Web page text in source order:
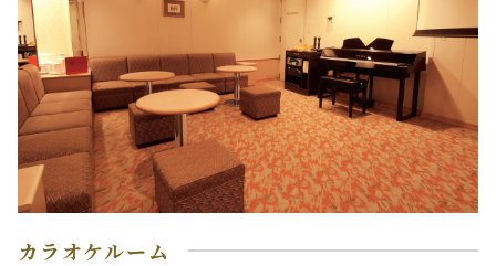
カラオケルーム